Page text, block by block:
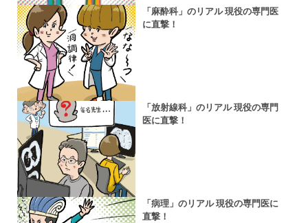
「麻酔科」のリアル 現役の専門医
に直撃！
「放射線科」のリアル 現役の専門
医に直撃！
「病理」のリアル 現役の専門医に
直撃！